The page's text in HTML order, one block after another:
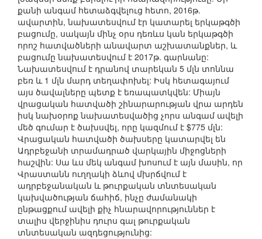
քանի անգամ հետաձգվելուց հետո, 2016թ.
ավարտին, նախատեսվում էր կատարել երկաթգծի
բացումը, սակայն մինչ օրս դեռևս կան երկաթգծի
որոշ հատվածների անավարտ աշխատանքներ, և
բացումը նախատեսվում է 2017թ. գարնանը:
Նախատեսվում է դրանով տարեկան 5 մլն տոննա
բեռ և 1 մլն մարդ տեղափոխել: Իսկ հետագայում
այս ծավալները պետք է եռապատկվեն: Միայն
վրացական հատվածի շինարարության վրա արդեն
իսկ նախօրոք նախատեսվածից չորս անգամ ավելի
մեծ գումար է ծախսվել, որը կազմում է $775 մլն:
Վրացական հատվածի ծախսերը կատարվել են
Ադրբեջանի տրամադրած վարկային միջոցների
հաշվին: Սա ևս մեկ անգամ խոսում է այն մասին, որ
Վրաստանն ուղղակի ձևով մխրճվում է
ադրբեջանական և թուրքական տնտեսական
կախվածության ճահիճ, ինչը ժամանակի
ընթացքում ավելի քիչ հնարավորություններ է
տալիս վերջինիս դուրս գալ թուրքական
տնտեսական ազդեցությունից: